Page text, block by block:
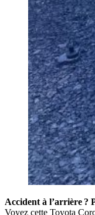
Accident à l’arrière ?
Voyez cette Toyota